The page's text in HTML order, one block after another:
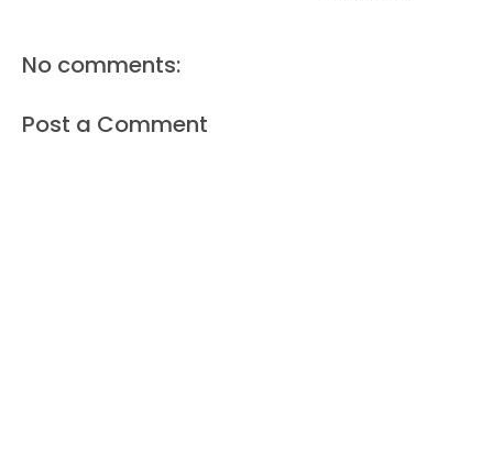
No comments:
Post a Comment